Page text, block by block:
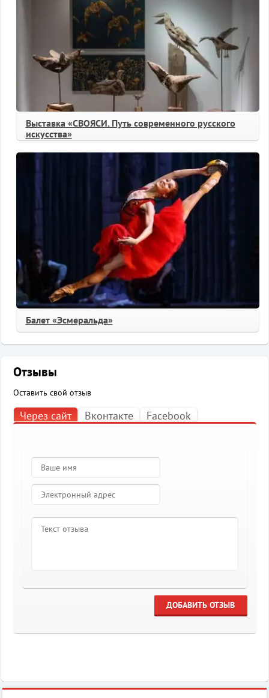
Выставка «СВОЯСИ. Путь современного русского
искусства»
Балет «Эсмеральда»
Отзывы
Оставить свой отзыв
Через сайт Вконтакте Facebook
ДОБАВИТЬ ОТЗЫВ